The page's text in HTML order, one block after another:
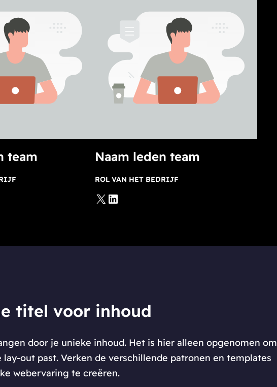
team Naam leden team
ROL VAN HET BEDRIJF
X LinkedIn
titel voor inhoud
door je unieke inhoud. Het is hier alleen opgenomen om
out past. Verken de verschillende patronen en templates
webervaring te creëren.